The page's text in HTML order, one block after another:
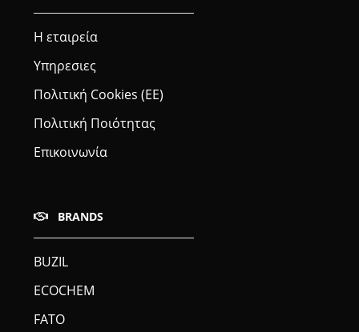
Η εταιρεία
Υπηρεσιες
Πολιτική Cookies (ΕΕ)
Πολιτική Ποιότητας
Επικοινωνία
BRANDS
BUZIL
ECOCHEM
FATO